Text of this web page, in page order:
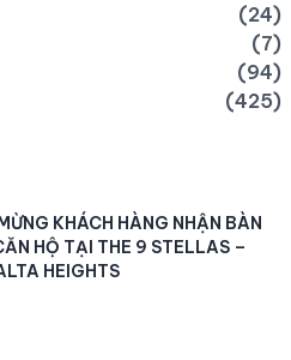
(24)
(7)
(94)
(425)
KHÁCH HÀNG NHẬN BÀN
HỘ TẠI THE 9 STELLAS –
HEIGHTS